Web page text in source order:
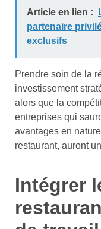
Article en lien :
partenaire
exclusifs
Prendre soin de la
investissement
alors que la
entreprises qui
avantages en
restaurant, auront
Intégrer